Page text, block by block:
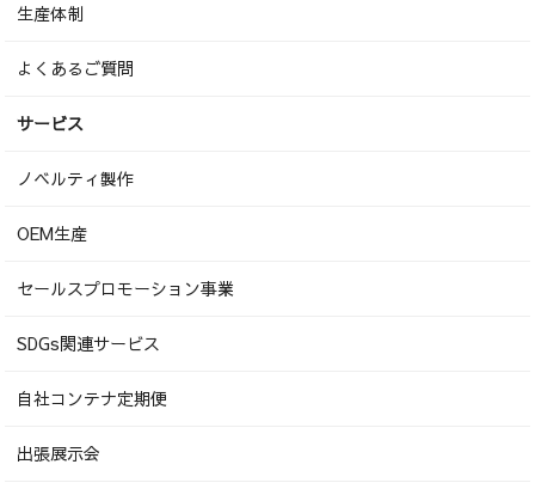
生産体制
よくあるご質問
サービス
ノベルティ製作
OEM生産
セールスプロモーション事業
SDGs関連サービス
自社コンテナ定期便
出張展示会